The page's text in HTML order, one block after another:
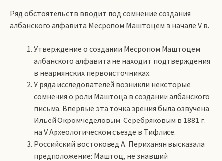
Ряд обстоятельств вводит под сомнение создания
албанского алфавита Месропом Маштоцем в начале V в.
Утверждение о создании Месропом Маштоцем
албанского алфавита не находит подтверждения
в неармянских первоисточниках.
У ряда исследователей возникли некоторые
сомнения о роли Маштоца в создании албанского
письма. Впервые эта точка зрения была озвучена
Ильёй Окромчеделовым-Серебряковым в 1881 г.
на V Археологическом съезде в Тифлисе.
Российский востоковед А. Периханян высказала
предположение: Маштоц, не знавший